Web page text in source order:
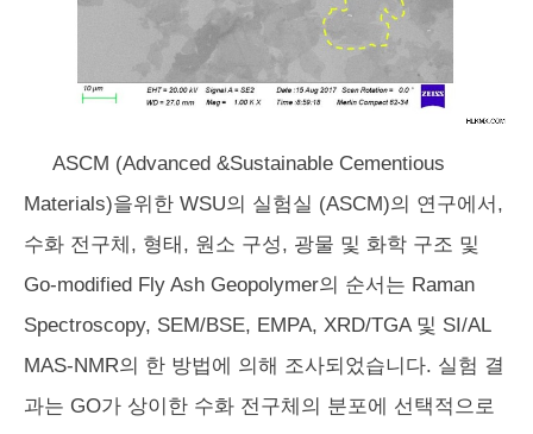
ASCM (Advanced &Sustainable Cementious
Materials)을위한 WSU의 실험실 (ASCM)의 연구에서,
수화 전구체, 형태, 원소 구성, 광물 및 화학 구조 및
Go-modified Fly Ash Geopolymer의 순서는 Raman
Spectroscopy, SEM/BSE, EMPA, XRD/TGA 및 SI/AL
MAS-NMR의 한 방법에 의해 조사되었습니다. 실험 결
과는 GO가 상이한 수화 전구체의 분포에 선택적으로